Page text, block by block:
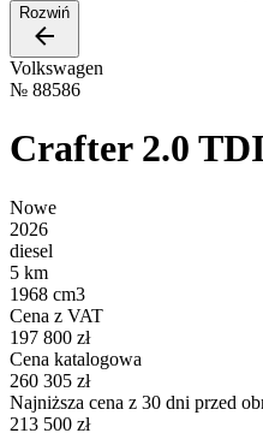
Rozwiń
Volkswagen
№ 88586
Crafter 2.0
Nowe
2026
diesel
5 km
1968 cm3
Cena z VAT
197 800 zł
Cena katalogowa
260 305 zł
Najniższa cena z 30 dni przed
213 500 zł